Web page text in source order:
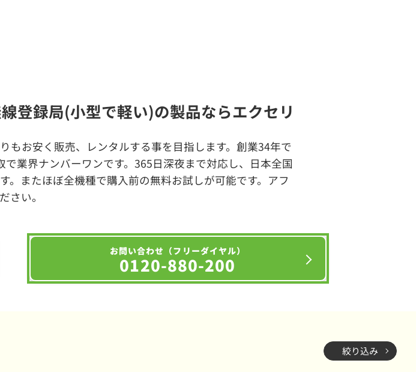
登録局(小型で軽い)の製品ならエクセリ
もお安く販売、レンタルする事を目指します。創業34年で
業界ナンバーワンです。365日深夜まで対応し、日本全国
。またほぼ全機種で購入前の無料お試しが可能です。アフ
さい。
お問い合わせ（フリーダイヤル）
0120-880-200
絞り込み